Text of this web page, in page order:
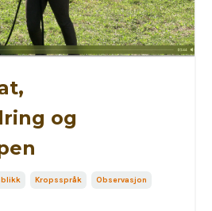
og
Kropsspråk Observasjon